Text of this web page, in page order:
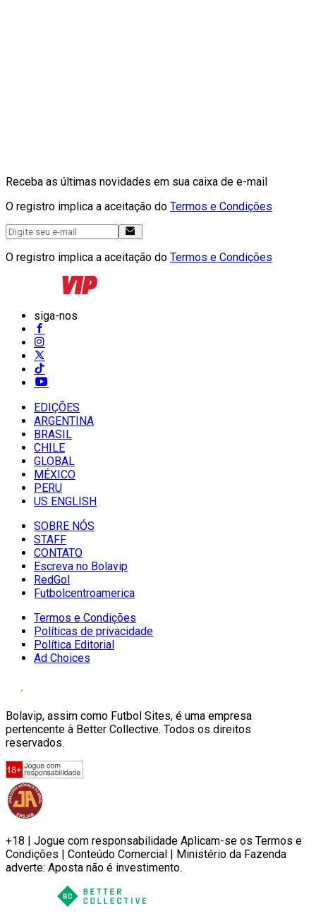
Receba as últimas novidades em sua caixa de e-mail
O registro implica a aceitação do Termos e Condições
O registro implica a aceitação do Termos e Condições
siga-nos
EDIÇÕES
ARGENTINA
BRASIL
CHILE
GLOBAL
MÉXICO
PERU
US ENGLISH
SOBRE NÓS
STAFF
CONTATO
Escreva no Bolavip
RedGol
Futbolcentroamerica
Termos e Condições
Políticas de privacidade
Política Editorial
Ad Choices
Bolavip, assim como Futbol Sites, é uma empresa
pertencente à Better Collective. Todos os direitos
reservados.
+18 | Jogue com responsabilidade Aplicam-se os Termos e
Condições | Conteúdo Comercial | Ministério da Fazenda
adverte: Aposta não é investimento.